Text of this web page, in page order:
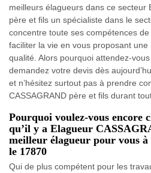
meilleurs élagueurs dans ce secteur
père et fils un spécialiste dans le
concentre toute ses compétences
faciliter la vie en vous proposant
qualité. Alors pourquoi attendez-
demandez votre devis dès
et n’hésitez surtout pas à prendre
CASSAGRAND père et fils durant
Pourquoi voulez-vous encore
qu’il y a Elagueur
meilleur élagueur pour vous
le 17870
Qui de plus compétent pour les